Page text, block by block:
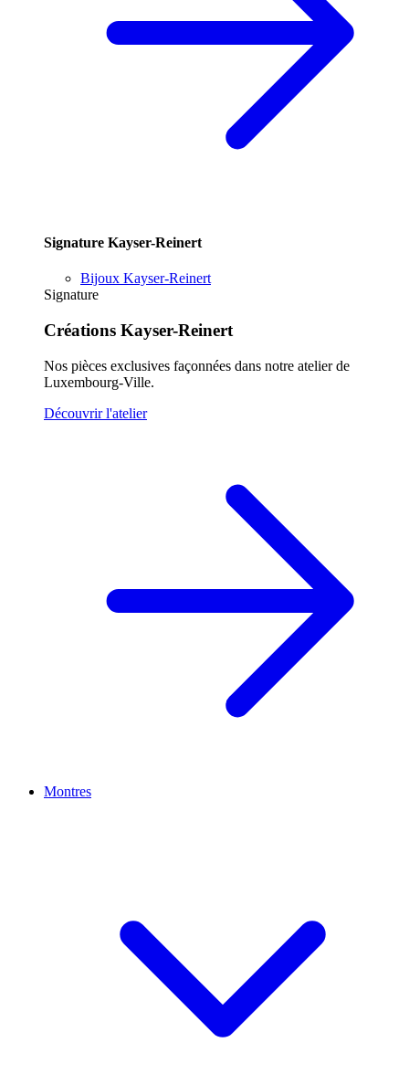
Signature Kayser-Reinert
Bijoux Kayser-Reinert
Signature
Créations Kayser-Reinert
Nos pièces exclusives façonnées dans notre atelier de
Luxembourg-Ville.
Découvrir l'atelier
Montres